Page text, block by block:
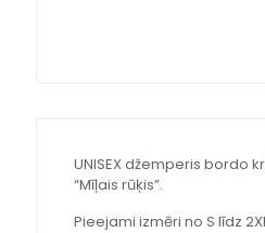
UNISEX džemperis bordo
“Mīļais rūķis”.
Pieejami izmēri no S līdz